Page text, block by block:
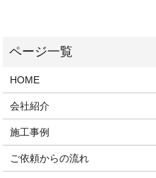
HOME
会社紹介
施工事例
ご依頼からの流れ